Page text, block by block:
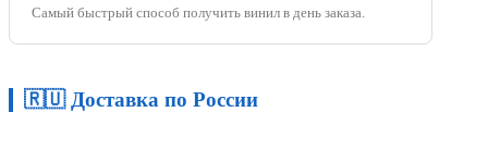
Самый быстрый способ получить винил в день заказа.
🇷🇺 Доставка по России